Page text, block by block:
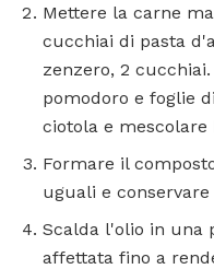
Mettere la carne
cucchiai di pasta
zenzero, 2
pomodoro e foglie
ciotola e mescolare
Formare il
uguali e
Scalda l'olio in una
affettata fino a